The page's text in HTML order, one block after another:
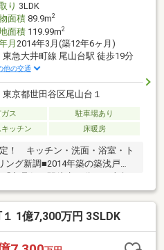
り 3LDK
面積89.9m2
面積119.99m2
月 2014年3月(築12年6ヶ月)
東急大井町線 尾山台駅 徒歩19分
他の交通
東京都世田谷区尾山台１
ス
駐車場あり
ッチン 床暖房
！ キッチン・洗面・浴室・ト
グ新調■2014年築の築浅戸
歩22分！■駐車2台可能！■壁高
ます！■LDK約19.2帖！床暖房、
りを集約で将来も安心！■浴室
以上&2面以上採光！ 陽当たり
住宅地！
1億7,300万円 3SLDK